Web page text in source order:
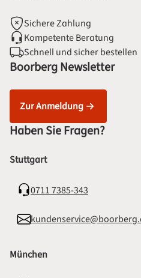
Sichere Zahlung
Kompetente Beratung
Schnell und sicher bestellen
Boorberg Newsletter
Zur Anmeldung
Haben Sie Fragen?
Stuttgart
0711 7385-343
München